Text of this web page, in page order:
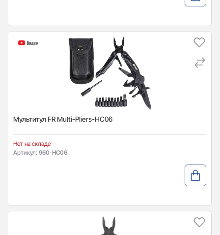
Мультитул FR Multi-Pliers-HC06
Нет на складе
Артикул: 960-HC06